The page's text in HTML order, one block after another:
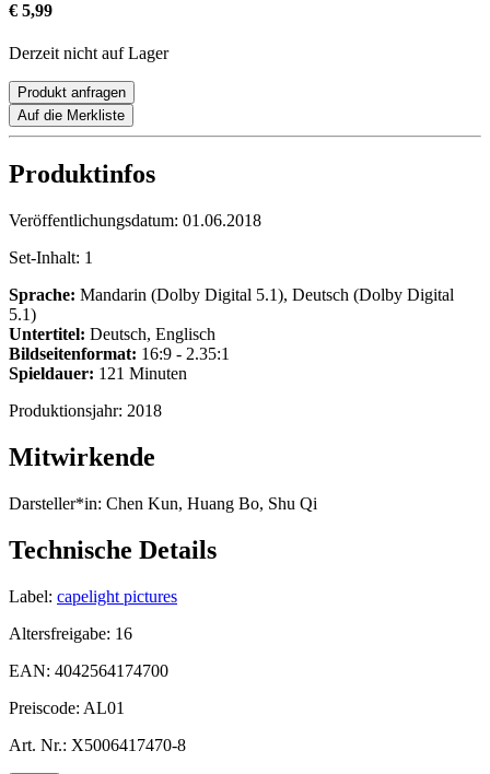
€ 5,99
Derzeit nicht auf Lager
Produkt anfragen
Auf die Merkliste
Produktinfos
Veröffentlichungsdatum: 01.06.2018
Set-Inhalt: 1
Sprache: Mandarin (Dolby Digital 5.1), Deutsch (Dolby Digital
5.1)
Untertitel: Deutsch, Englisch
Bildseitenformat: 16:9 - 2.35:1
Spieldauer: 121 Minuten
Produktionsjahr: 2018
Mitwirkende
Darsteller*in: Chen Kun, Huang Bo, Shu Qi
Technische Details
Label: capelight pictures
Altersfreigabe: 16
EAN: 4042564174700
Preiscode: AL01
Art. Nr.: X5006417470-8